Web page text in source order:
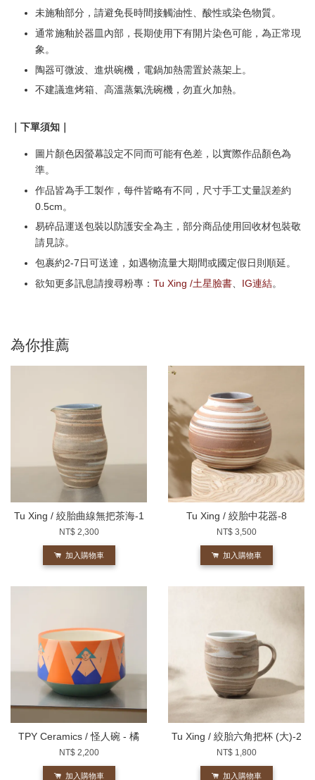
未施釉部分，請避免長時間接觸油性、酸性或染色物質。
通常施釉於器皿內部，長期使用下有開片染色可能，為正常現
象。
陶器可微波、進烘碗機，電鍋加熱需置於蒸架上。
不建議進烤箱、高溫蒸氣洗碗機，勿直火加熱。
｜下單須知｜
圖片顏色因螢幕設定不同而可能有色差，以實際作品顏色為
準。
作品皆為手工製作，每件皆略有不同，尺寸手工丈量誤差約
0.5cm。
易碎品運送包裝以防護安全為主，部分商品使用回收材包裝敬
請見諒。
包裹約2-7日可送達，如遇物流量大期間或國定假日則順延。
欲知更多訊息請搜尋粉專： Tu Xing /土星臉書 IG連結。
為你推薦
Tu Xing / 絞胎曲線無把茶海-1
NT$ 2,300
加入購物車
Tu Xing / 絞胎中花器-8
NT$ 3,500
加入購物車
TPY Ceramics / 怪人碗 - 橘
NT$ 2,200
加入購物車
Tu Xing / 絞胎六角把杯 (大)-2
NT$ 1,800
加入購物車